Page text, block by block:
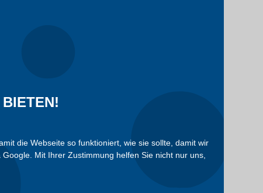
die Webseite so funktioniert, wie sie sollte, damit wir
Mit Ihrer Zustimmung helfen Sie nicht nur uns,